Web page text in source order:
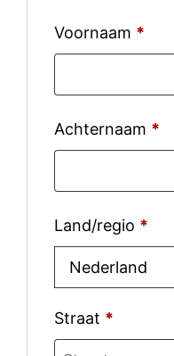
Voornaam *
Achternaam *
Land/regio *
Nederland
Straat *